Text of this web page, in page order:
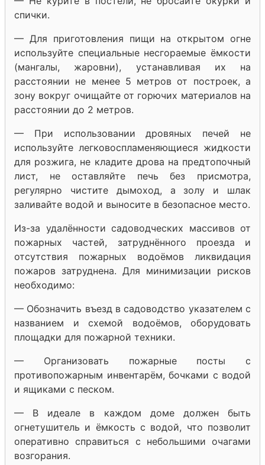
спички.
— Для приготовления пищи на открытом огне
используйте специальные несгораемые ёмкости
(мангалы, жаровни), устанавливая их на
расстоянии не менее 5 метров от построек, а
зону вокруг очищайте от горючих материалов на
расстоянии до 2 метров.
— При использовании дровяных печей не
используйте легковоспламеняющиеся жидкости
для розжига, не кладите дрова на предтопочный
лист, не оставляйте печь без присмотра,
регулярно чистите дымоход, а золу и шлак
заливайте водой и выносите в безопасное место.
Из-за удалённости садоводческих массивов от
пожарных частей, затруднённого проезда и
отсутствия пожарных водоёмов ликвидация
пожаров затруднена. Для минимизации рисков
необходимо:
— Обозначить въезд в садоводство указателем с
названием и схемой водоёмов, оборудовать
площадки для пожарной техники.
— Организовать пожарные посты с
противопожарным инвентарём, бочками с водой
и ящиками с песком.
— В идеале в каждом доме должен быть
огнетушитель и ёмкость с водой, что позволит
оперативно справиться с небольшими очагами
возгорания.